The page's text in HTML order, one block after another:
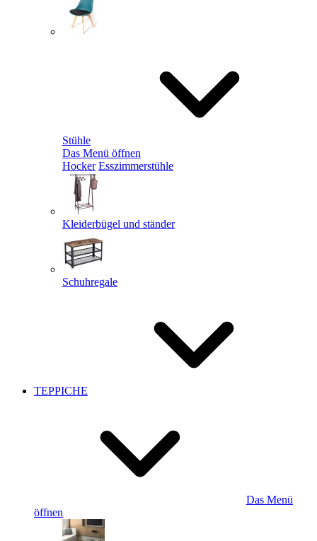
Stühle
Das Menü öffnen
Hocker Esszimmerstühle
Kleiderbügel und ständer
Schuhregale
TEPPICHE
Das Menü
öffnen